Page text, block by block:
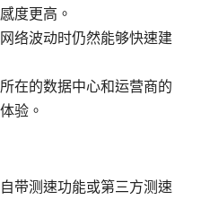
度更高。
络波动时仍然能够快速建
在的数据中心和运营商的
验。
带测速功能或第三方测速